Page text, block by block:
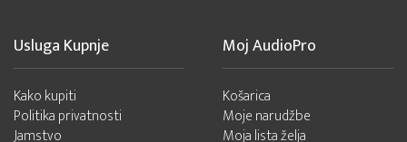
Usluga Kupnje
Kako kupiti
Politika privatnosti
Jamstvo
Moj AudioPro
Košarica
Moje narudžbe
Moja lista želja